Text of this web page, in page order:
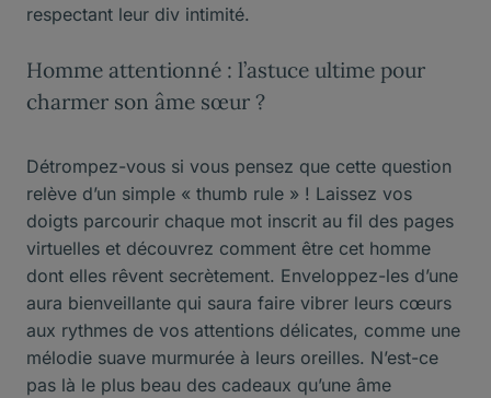
respectant leur div intimité.
Homme attentionné : l’astuce ultime pour
charmer son âme sœur ?
Détrompez-vous si vous pensez que cette question
relève d’un simple « thumb rule » ! Laissez vos
doigts parcourir chaque mot inscrit au fil des pages
virtuelles et découvrez comment être cet homme
dont elles rêvent secrètement. Enveloppez-les d’une
aura bienveillante qui saura faire vibrer leurs cœurs
aux rythmes de vos attentions délicates, comme une
mélodie suave murmurée à leurs oreilles. N’est-ce
pas là le plus beau des cadeaux qu’une âme